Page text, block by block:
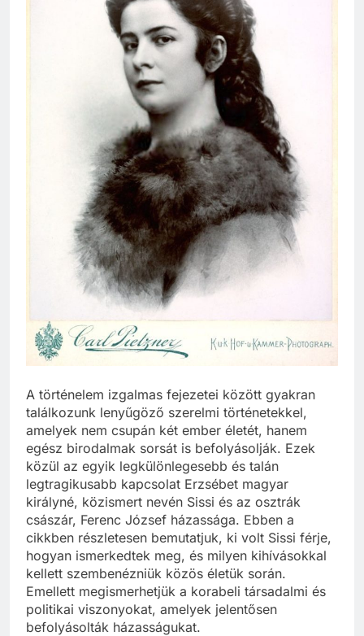
A történelem izgalmas fejezetei között gyakran
találkozunk lenyűgöző szerelmi történetekkel,
amelyek nem csupán két ember életét, hanem
egész birodalmak sorsát is befolyásolják. Ezek
közül az egyik legkülönlegesebb és talán
legtragikusabb kapcsolat Erzsébet magyar
királyné, közismert nevén Sissi és az osztrák
császár, Ferenc József házassága. Ebben a
cikkben részletesen bemutatjuk, ki volt Sissi férje,
hogyan ismerkedtek meg, és milyen kihívásokkal
kellett szembenézniük közös életük során.
Emellett megismerhetjük a korabeli társadalmi és
politikai viszonyokat, amelyek jelentősen
befolyásolták házasságukat.